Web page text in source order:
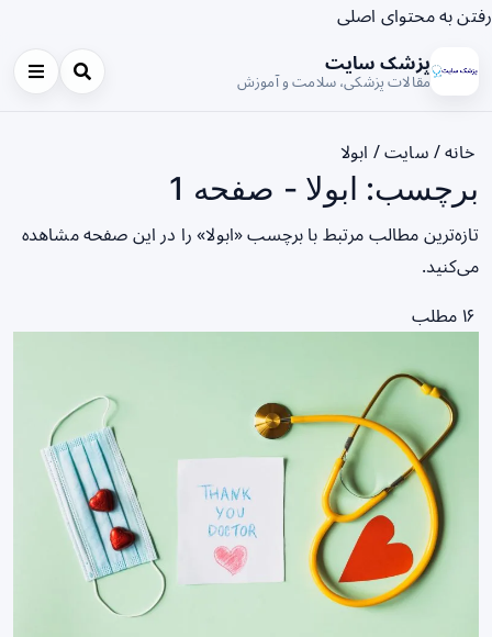
رفتن به محتوای اصلی
پزشک سایت
مقالات پزشکی، سلامت و آموزش
خانه/ سایت/ ابولا
برچسب: ابولا - صفحه 1
تازه‌ترین مطالب مرتبط با برچسب «ابولا» را در این صفحه مشاهده
می‌کنید.
۱۶ مطلب